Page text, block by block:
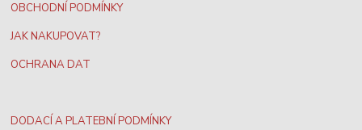
OBCHODNÍ PODMÍNKY
JAK NAKUPOVAT?
OCHRANA DAT
DODACÍ A PLATEBNÍ PODMÍNKY